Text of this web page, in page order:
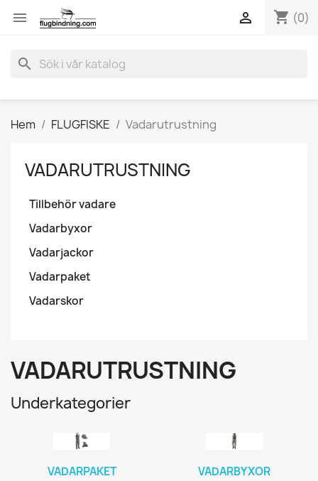
 shopping_cart (0)

search
Hem FLUGFISKE Vadarutrustning
VADARUTRUSTNING
Tillbehör vadare
Vadarbyxor
Vadarjackor
Vadarpaket
Vadarskor
VADARUTRUSTNING
Underkategorier
VADARPAKET VADARBYXOR